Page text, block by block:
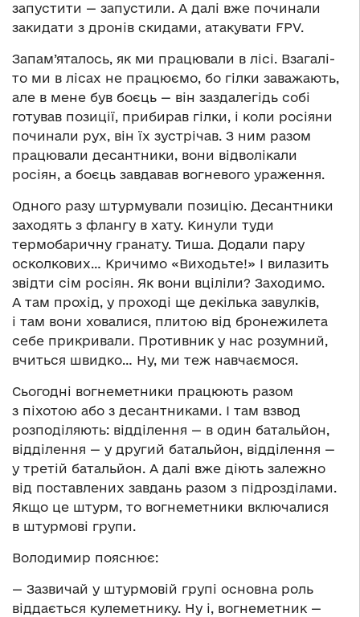
запустити — запустили. А далі вже починали
закидати з дронів скидами, атакувати FPV.
Запам’яталось, як ми працювали в лісі. Взагалі-
то ми в лісах не працюємо, бо гілки заважають,
але в мене був боєць — він заздалегідь собі
готував позиції, прибирав гілки, і коли росіяни
починали рух, він їх зустрічав. З ним разом
працювали десантники, вони відволікали
росіян, а боєць завдавав вогневого ураження.
Одного разу штурмували позицію. Десантники
заходять з флангу в хату. Кинули туди
термобаричну гранату. Тиша. Додали пару
осколкових… Кричимо «Виходьте!» І вилазить
звідти сім росіян. Як вони вціліли? Заходимо.
А там прохід, у проході ще декілька завулків,
і там вони ховалися, плитою від бронежилета
себе прикривали. Противник у нас розумний,
вчиться швидко… Ну, ми теж навчаємося.
Сьогодні вогнеметники працюють разом
з піхотою або з десантниками. І там взвод
розподіляють: відділення — в один батальйон,
відділення — у другий батальйон, відділення —
у третій батальйон. А далі вже діють залежно
від поставлених завдань разом з підрозділами.
Якщо це штурм, то вогнеметники включалися
в штурмові групи.
Володимир пояснює:
— Зазвичай у штурмовій групі основна роль
віддається кулеметнику. Ну і, вогнеметник —